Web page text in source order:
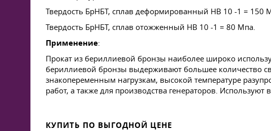
Твердость БрНБТ, cплав деформированный HB 10 -1 = 150
Твердость БрНБТ, cплав отожженный HB 10 -1 = 80 Мпа.
Применение:
Прокат из бериллиевой бронзы наиболее широко
бериллиевой бронзы выдерживают большее количество
знакопеременным нагрузкам, высокой температуре
работ, а также для производства генераторов.
КУПИТЬ ПО ВЫГОДНОЙ ЦЕНЕ